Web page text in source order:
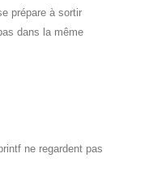
prépare à sortir
dans la même
ne regardent pas